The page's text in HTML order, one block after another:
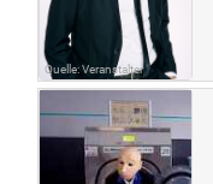
Quelle: Veranstalter